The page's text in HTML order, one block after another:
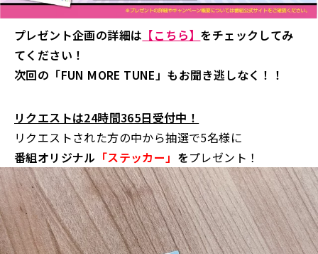
プレゼント企画の詳細は 【こちら】 をチェックしてみ
てください！
次回の「FUN MORE TUNE」もお聞き逃しなく！！
リクエストは24時間365日受付中！
リクエストされた方の中から抽選で5名様に
番組オリジナル 「ステッカー」 をプレゼント！